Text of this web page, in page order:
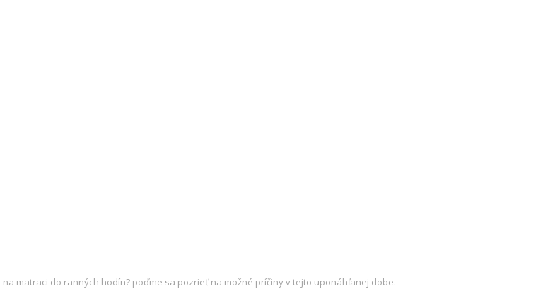
matraci do ranných hodín? poďme sa pozrieť na možné príčiny v tejto uponáhľanej dobe.